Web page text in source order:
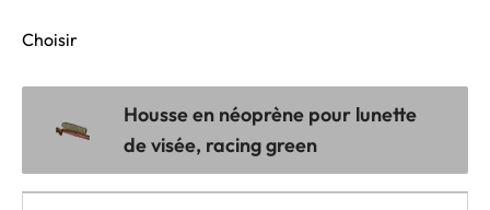
Choisir
Housse en néoprène pour lunette
de visée, racing green